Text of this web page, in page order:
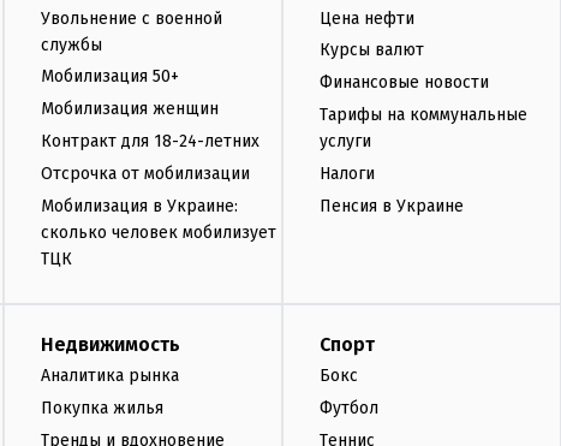
Увольнение с военной
службы
Мобилизация 50+
Мобилизация женщин
Контракт для 18-24-летних
Отсрочка от мобилизации
Мобилизация в Украине:
сколько человек мобилизует
ТЦК
Цена нефти
Курсы валют
Финансовые новости
Тарифы на коммунальные
услуги
Налоги
Пенсия в Украине
Недвижимость
Аналитика рынка
Покупка жилья
Тренды и вдохновение
Спорт
Бокс
Футбол
Теннис